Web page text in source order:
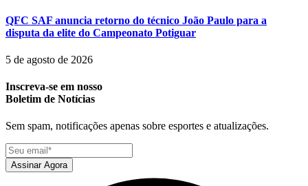
QFC SAF anuncia retorno do técnico João Paulo para a
disputa da elite do Campeonato Potiguar
5 de agosto de 2026
Inscreva-se em nosso
Boletim de Notícias
Sem spam, notificações apenas sobre esportes e atualizações.
Assinar Agora